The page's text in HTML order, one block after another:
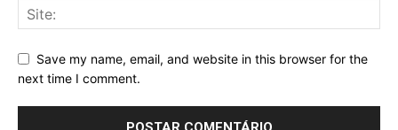
Save my name, email, and website in this browser for the
next time I comment.